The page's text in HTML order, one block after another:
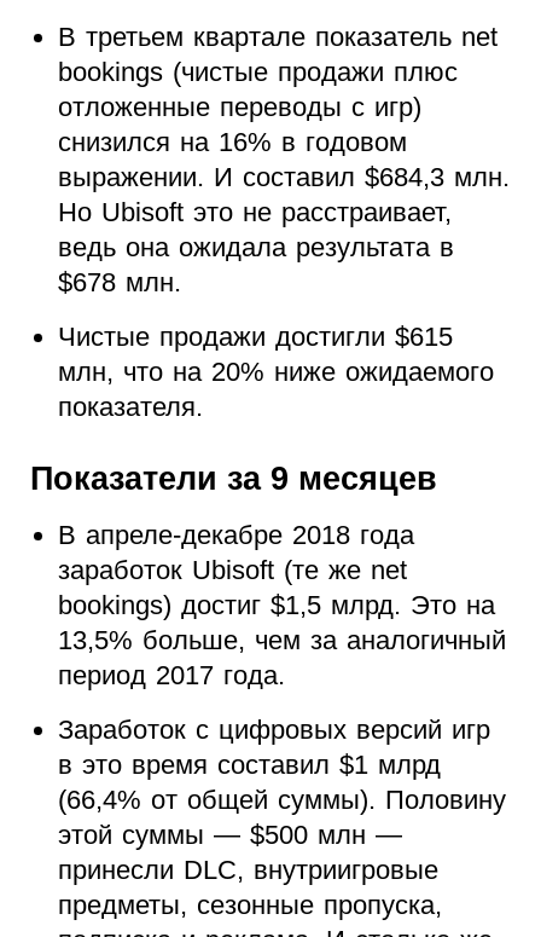
В третьем квартале показатель net
bookings (чистые продажи плюс
отложенные переводы с игр)
снизился на 16% в годовом
выражении. И составил $684,3 млн.
Но Ubisoft это не расстраивает,
ведь она ожидала результата в
$678 млн.
Чистые продажи достигли $615
млн, что на 20% ниже ожидаемого
показателя.
Показатели за 9 месяцев
В апреле-декабре 2018 года
заработок Ubisoft (те же net
bookings) достиг $1,5 млрд. Это на
13,5% больше, чем за аналогичный
период 2017 года.
Заработок с цифровых версий игр
в это время составил $1 млрд
(66,4% от общей суммы). Половину
этой суммы — $500 млн —
принесли DLC, внутриигровые
предметы, сезонные пропуска,